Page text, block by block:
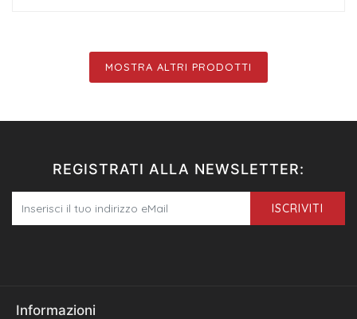
MOSTRA ALTRI PRODOTTI
REGISTRATI ALLA NEWSLETTER:
ISCRIVITI
Informazioni